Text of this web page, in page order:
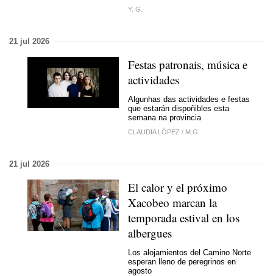
Y. G.
21 jul 2026
Festas patronais, música e
actividades
Algunhas das actividades e festas
que estarán dispoñibles esta
semana na provincia
CLAUDIA LÓPEZ / M.G
21 jul 2026
El calor y el próximo
Xacobeo marcan la
temporada estival en los
albergues
Los alojamientos del Camino Norte
esperan lleno de peregrinos en
agosto